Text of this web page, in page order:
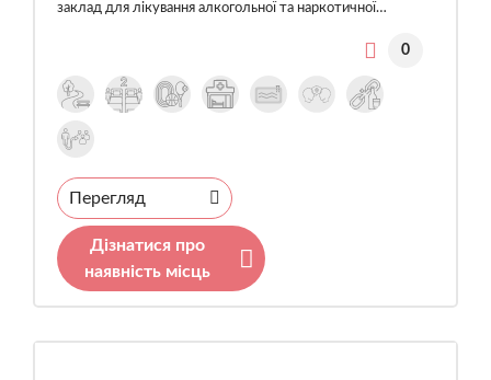
заклад для лікування алкогольної та наркотичної…
0
Перегляд
Дізнатися про
наявність місць